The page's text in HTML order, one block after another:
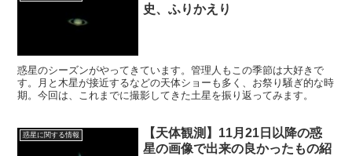
史、ふりかえり
惑星のシーズンがやってきています。管理人もこの季節は大好きで
す。月と木星が接近するなどの天体ショーも多く、お祭り騒ぎ的な時
期。今回は、これまでに撮影してきた土星を振り返ってみます。
惑星に関する情報
【天体観測】11月21日以降の惑
星の画像で出来の良かったもの紹